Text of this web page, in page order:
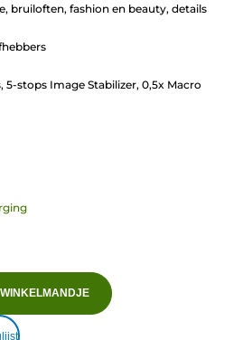
bruiloften, fashion en beauty, details
5-stops Image Stabilizer, 0,5x Macro